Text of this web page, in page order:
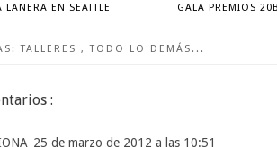
LANERA EN SEATTLE GALA PREMIOS
TALLERES ,TODO LO DEMÁS...
:
25 de marzo de 2012 a las 10:51